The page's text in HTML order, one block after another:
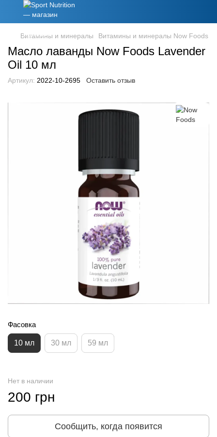
Витамины и минералы Витамины и минералы Now Foods
Масло лаванды Now Foods Lavender
Oil 10 мл
Артикул: 2022-10-2695 Оставить отзыв
Фасовка
10 мл 30 мл 59 мл
Нет в наличии
200 грн
Сообщить, когда появится